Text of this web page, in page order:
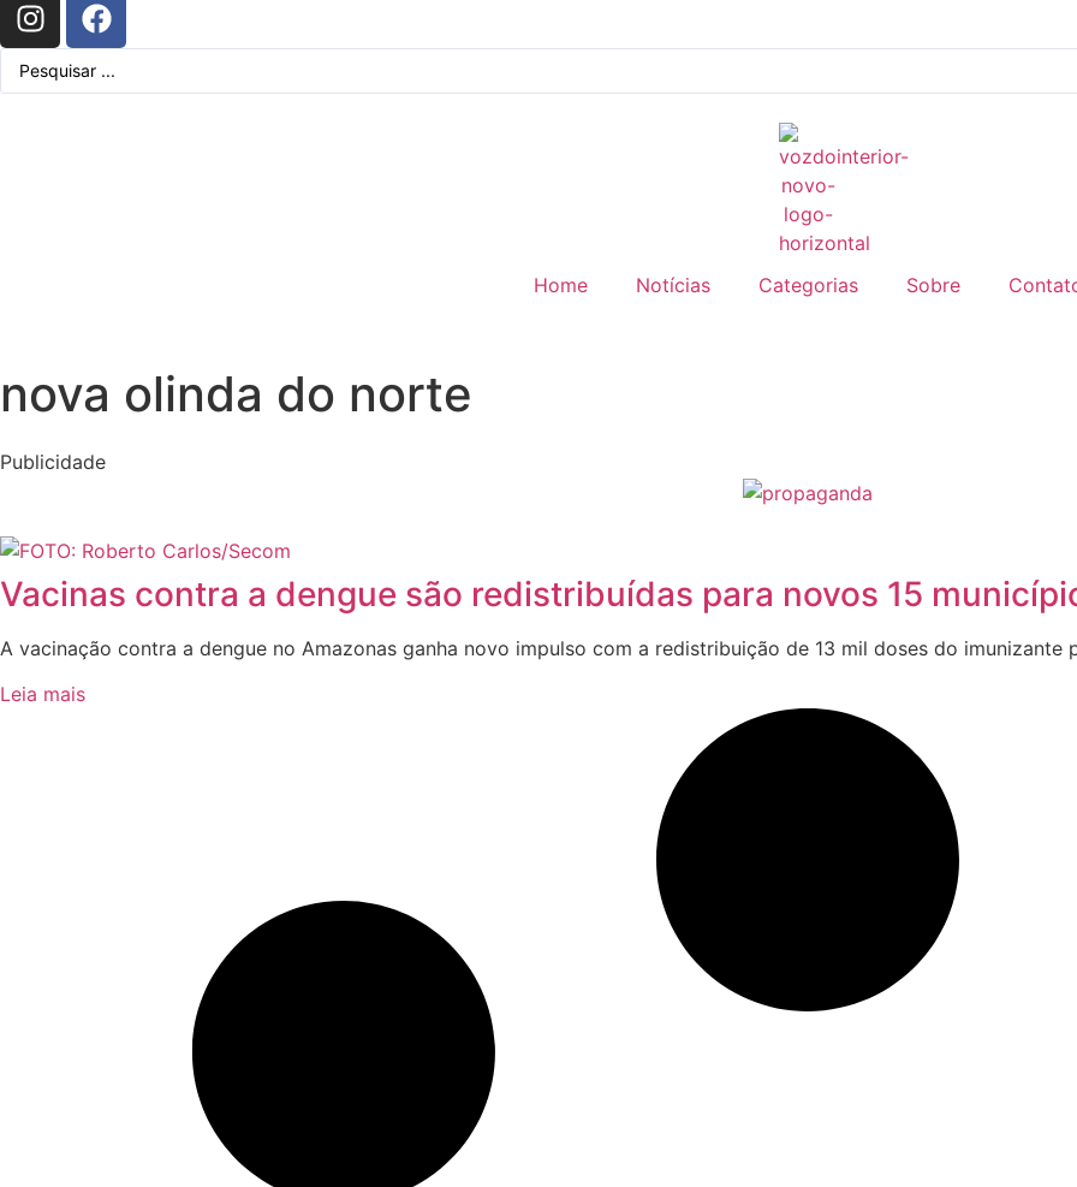
Home Notícias Categorias Sobre
nova olinda do norte
Publicidade
Vacinas contra a dengue são redistribuídas para novos 15
A vacinação contra a dengue no Amazonas ganha novo impulso com a redistribuição de 13 mil doses do imunizante
Leia mais